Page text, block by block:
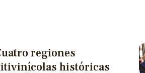
regiones
históricas